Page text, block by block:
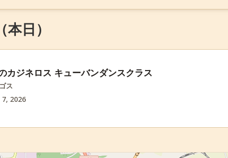
日）
カジネロス キューバンダンスクラス
ス
7, 2026